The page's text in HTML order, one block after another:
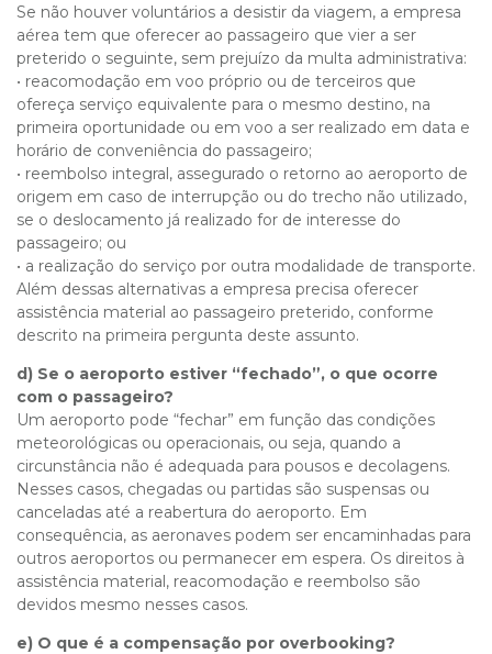
Se não houver voluntários a desistir da viagem, a empresa
aérea tem que oferecer ao passageiro que vier a ser
preterido o seguinte, sem prejuízo da multa administrativa:
• reacomodação em voo próprio ou de terceiros que
ofereça serviço equivalente para o mesmo destino, na
primeira oportunidade ou em voo a ser realizado em data e
horário de conveniência do passageiro;
• reembolso integral, assegurado o retorno ao aeroporto de
origem em caso de interrupção ou do trecho não utilizado,
se o deslocamento já realizado for de interesse do
passageiro; ou
• a realização do serviço por outra modalidade de transporte.
Além dessas alternativas a empresa precisa oferecer
assistência material ao passageiro preterido, conforme
descrito na primeira pergunta deste assunto.
d) Se o aeroporto estiver “fechado”, o que ocorre
com o passageiro?
Um aeroporto pode “fechar” em função das condições
meteorológicas ou operacionais, ou seja, quando a
circunstância não é adequada para pousos e decolagens.
Nesses casos, chegadas ou partidas são suspensas ou
canceladas até a reabertura do aeroporto. Em
consequência, as aeronaves podem ser encaminhadas para
outros aeroportos ou permanecer em espera. Os direitos à
assistência material, reacomodação e reembolso são
devidos mesmo nesses casos.
e) O que é a compensação por overbooking?